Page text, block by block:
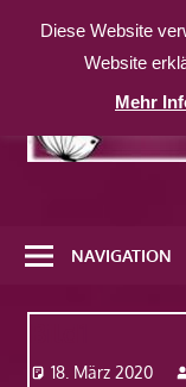
Inhalt
weitere
Website
NAVIGATION
18. März 2020
Diese Website
Website
Mehr